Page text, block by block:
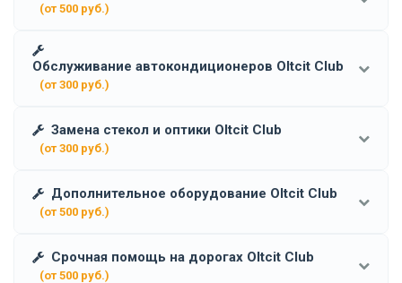
(от 500 руб.)
Обслуживание автокондиционеров Oltcit Club
(от 300 руб.)
Замена стекол и оптики Oltcit Club
(от 300 руб.)
Дополнительное оборудование Oltcit Club
(от 500 руб.)
Срочная помощь на дорогах Oltcit Club
(от 500 руб.)